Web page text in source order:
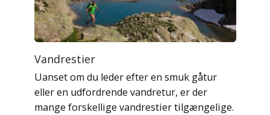
Vandrestier
Uanset om du leder efter en smuk gåtur
eller en udfordrende vandretur, er der
mange forskellige vandrestier tilgængelige.